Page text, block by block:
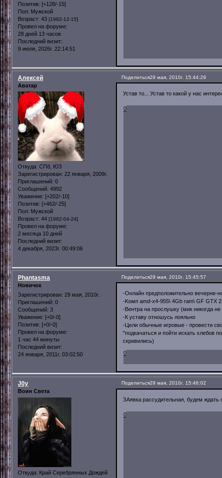
Позитив: [+128/-15]
Пол: Мужской
Возраст: 43 [1982-12-15]
Провел на форуме:
28 дней 13 часов
Последний визит:
9 июля, 2026г. 22:14:51
Поделиться29 мая, 2010г. 15:44:29
Алексей
Аватар
Откуда: СПб, ЮЗ
Зарегистрирован: 22 января, 2009г.
Приглашений: 0
Сообщений: 4992
Уважение: [+202/-10]
Позитив: [+462/-25]
Пол: Мужской
Возраст: 44 [1982-04-24]
Провел на форуме:
2 месяца 10 дней
Последний визит:
4 декабря, 2023г. 00:49:06
Устав то... Устав то какой у нас
0
Поделиться29 мая, 2010г. 15:45:57
Phantasma
Новичок
Зарегистрирован: 29 мая, 2010г.
Приглашений: 0
Сообщений: 3
Уважение: [+0/-0]
Позитив: [+0/-0]
Провел на форуме:
1 час 44 минуты
Последний визит:
24 января, 2011г. 03:02:50
-Онлайн предположительно вечерне-
-Kомп amd-x4-955\ 4Gb ram\ GF GTX
-Вентра на прослушку (мик никогда
-К уставу отношусь лояльно
-Цели обычные игровые - провести
"подкачаться и пойти искать хлебов
скривились)
0
Поделиться29 мая, 2010г. 15:46:02
J0y
Воин Света
Откуда: Край Серебрянных Дождей
ЗАявка рассудительная, будем ждать
0